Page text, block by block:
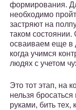
формирования.
необходимо
застряют на
таком
осваиваем еще в
когда учимся
людях с учетом
Это тот этап, на
нельзя
руками, бить тех,